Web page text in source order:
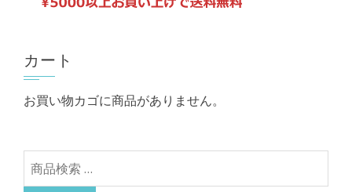
カート
お買い物カゴに商品がありません。
検
索